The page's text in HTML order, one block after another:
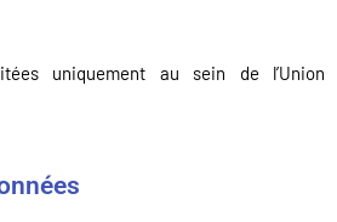
uniquement au sein de l’Union